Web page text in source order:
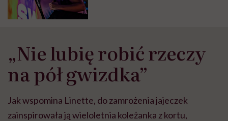
„Nie lubię robić rzeczy
na pół gwizdka”
Jak wspomina Linette, do zamrożenia jajeczek
zainspirowała ją wieloletnia koleżanka z kortu,